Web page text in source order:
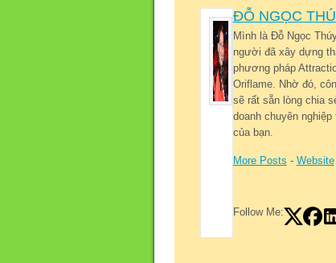
ĐỖ NGỌC
Mình là Đỗ Ngọc
người đã xây dựng
phương pháp
Oriflame. Nhờ đó,
sẽ rất sẵn lòng chia
doanh chuyên
của bạn.
More Posts - Website
Follow Me: